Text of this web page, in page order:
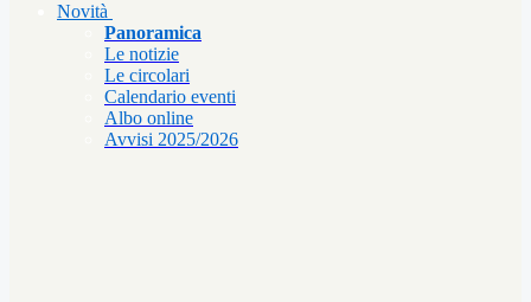
Novità
Panoramica
Le notizie
Le circolari
Calendario eventi
Albo online
Avvisi 2025/2026